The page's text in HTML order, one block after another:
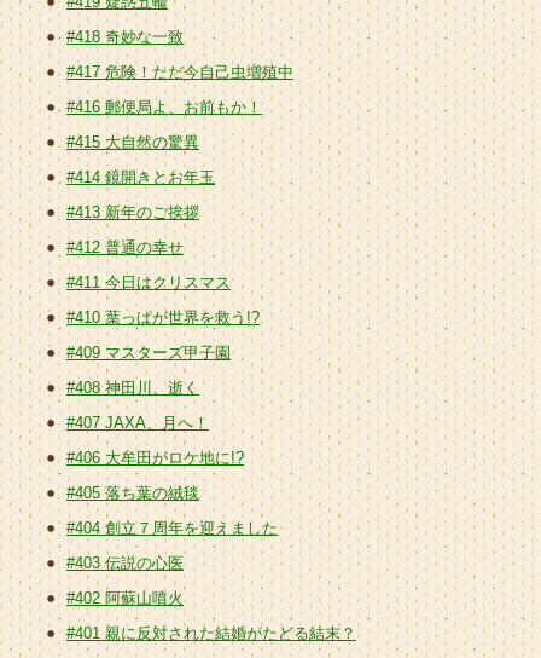
#418 奇妙な一致
#417 危険！ただ今自己虫増殖中
#416 郵便局よ、お前もか！
#415 大自然の驚異
#414 鏡開きとお年玉
#413 新年のご挨拶
#412 普通の幸せ
#411 今日はクリスマス
#410 葉っぱが世界を救う!?
#409 マスターズ甲子園
#408 神田川、逝く
#407 JAXA、月へ！
#406 大牟田がロケ地に!?
#405 落ち葉の絨毯
#404 創立７周年を迎えました
#403 伝説の心医
#402 阿蘇山噴火
#401 親に反対された結婚がたどる結末？